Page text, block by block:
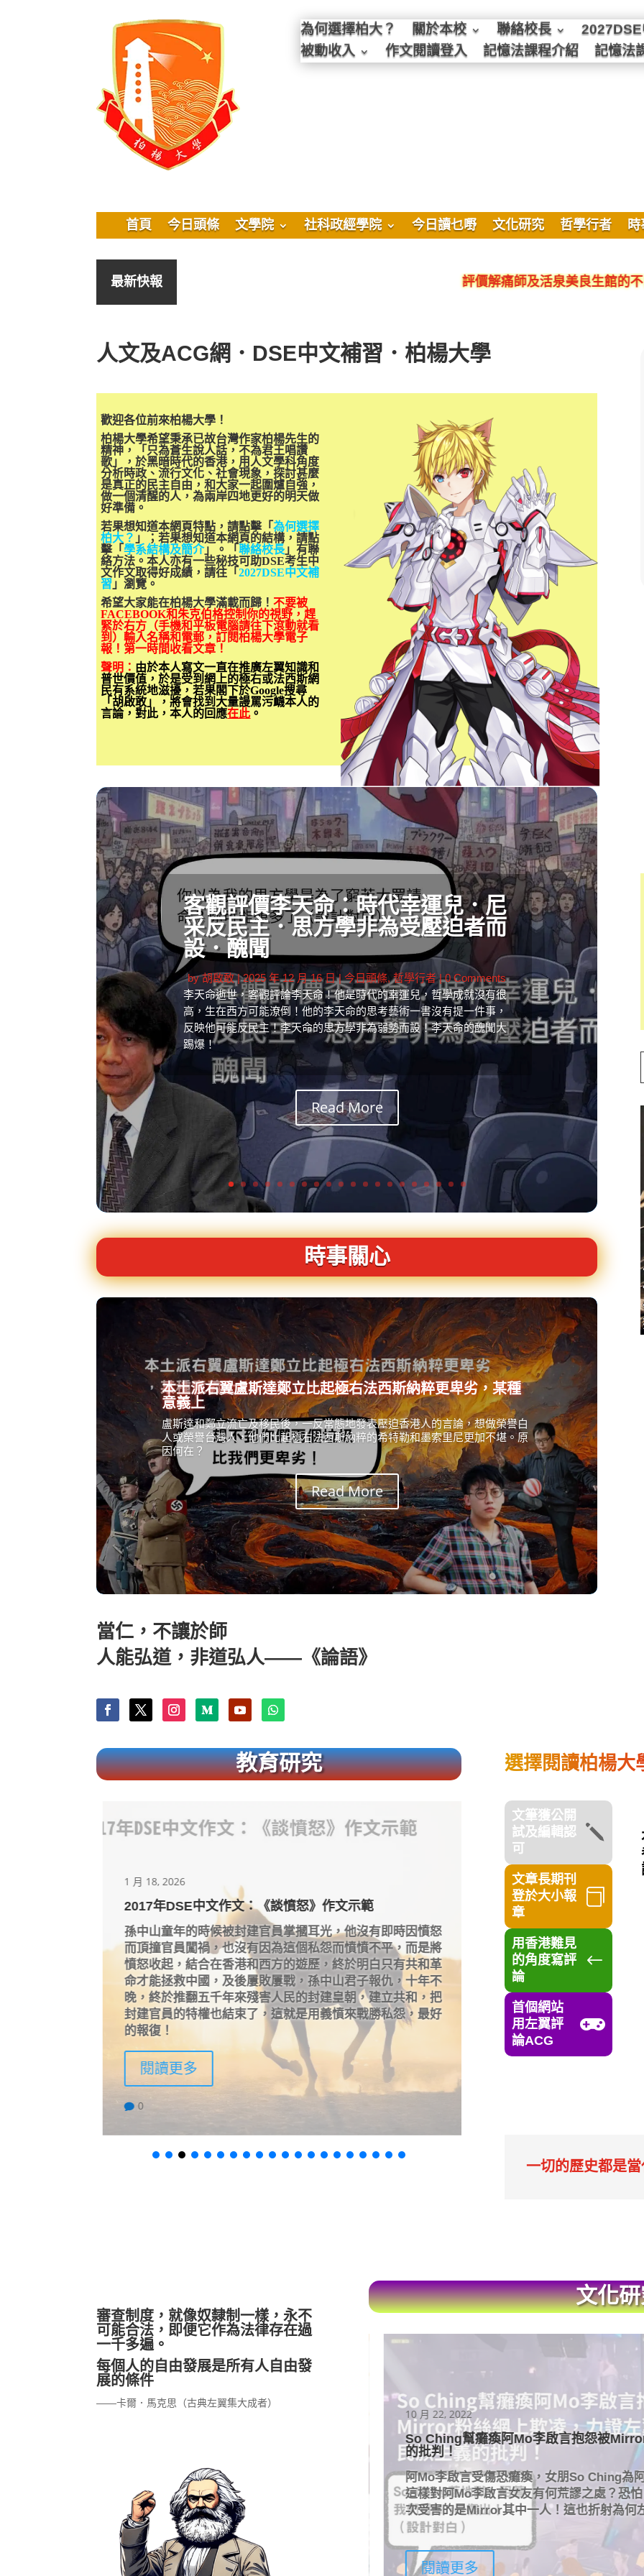
為何選擇柏大？ 關於本校 聯絡校長
被動收入
作文閱讀登入 記憶法課程介紹 記憶法
首頁 今日頭條 文學院 社科政經學院 今日讀乜嘢 文化研究 哲學行者
最新快報 評價解痛師及活泉美良生館的不良銷售、
人文及ACG網．DSE中文補習．柏楊大學
歡迎各位前來柏楊大學！
柏楊大學希望秉承已故台灣作家柏楊先生的
精神，「只為蒼生說人話，不為君王唱讚
歌」，於黑暗時代的香港，用人文學科角度
分析時政、流行文化、社會現象，探討甚麼
是真正的民主自由，和大家一起圍爐自強，
做一個清醒的人，為兩岸四地更好的明天做
好準備。
若果想知道本網頁特點，請點擊「為何選擇
柏大？ 」；若果想知道本網頁的結構，請點
擊「學系結構及簡介」。「聯絡校長 」有聯
絡方法。本人亦有一些秘技可助DSE考生中
文作文取得好成績，請往「2027DSE中文補
習 」瀏覽。
希望大家能在柏楊大學滿載而歸！不要被
FACEBOOK和朱克伯格控制你的視野，趕
緊於右方（手機和平板電腦請往下滾動就看
到）輸入名稱和電郵，訂閱柏楊大學電子
報！第一時間收看文章！
聲明： 由於本人寫文一直在推廣左翼知識和
普世價值，於是受到網上的極右或法西斯網
民有系統地滋擾，若果閣下於Google搜尋
「胡啟敢」，將會找到大量謾罵污衊本人的
言論，對此，本人的回應在此。
客觀評價李天命：時代幸運兒．尼
采反民主．思方學非為受壓迫者而
設．醜聞
by胡啟敢|2025 年 12 月 16 日|今日頭條,哲學行者| 0 Comments
李天命逝世，客觀評論李天命！他是時代的幸運兒，哲學成就沒有很
高，生在西方可能潦倒！他的李天命的思考藝術一書沒有提一件事，
反映他可能反民主！李天命的思方學非為弱勢而設！李天命的醜聞大
踢爆！
Read More
時事關心
本土派右翼盧斯達鄭立比起極右法西斯納粹更卑劣，某種
意義上
盧斯達和鄭立流亡及移民後，一反常態地發表壓迫香港人的言論，想做榮譽白
人或榮譽台灣人，他們比起極右法西斯納粹的希特勒和墨索里尼更加不堪。原
因何在？
Read More
當仁，不讓於師
人能弘道，非道弘人——《論語》
教育研究
1 月 18, 2026
2017年DSE中文作文：《談憤怒》作文示範
孫中山童年的時候被封建官員掌摑耳光，他沒有即時因憤怒
而頂撞官員闖禍，也沒有因為這個私怨而憤憤不平，而是將
憤怒收起，結合在香港和西方的遊歷，終於明白只有共和革
命才能拯救中國，及後屢敗屢戰，孫中山君子報仇，十年不
晚，終於推翻五千年來殘害人民的封建皇朝，建立共和，把
封建官員的特權也結束了，這就是用義憤來戰勝私怨，最好
的報復！
閱讀更多
 0
1 月 6, 2026
量力而為還是踏出舒適
2025年DSE量力而為還是
範，筆者從怪獸家長、人
力而為是否偷懶？踏出舒
選擇閱讀柏楊大
文筆獲公開
試及編輯認
可
j
文章長期刊
登於大小報
章

用香港難見
的角度寫評
論
#
首個網站
用左翼評
論ACG

一切的歷史都是
審查制度，就像奴隸制一樣，永不
可能合法，即便它作為法律存在過
一千多遍。
每個人的自由發展是所有人自由發
展的條件
——卡爾．馬克思（古典左翼集大成者）
文化
或惡役令孃的輕小說？若果他們支持台大經濟系陳柏錞和謝
何看待兩人的處分？惡役千金和惡役令孃輕小說大多提倡多
者舉《我的推是壞人大小姐》、《堤亞穆帝國物語》為例！
10 月 22, 2022
So Ching幫癱瘓阿Mo李啟言抱怨被Mirror
的批判！
阿Mo李啟言受傷恐癱瘓，女朋So Ching為阿
這樣對阿Mo李啟言女友有何荒謬之處？恐怕
次受害的是Mirror其中一人！這也折射為何左
閱讀更多